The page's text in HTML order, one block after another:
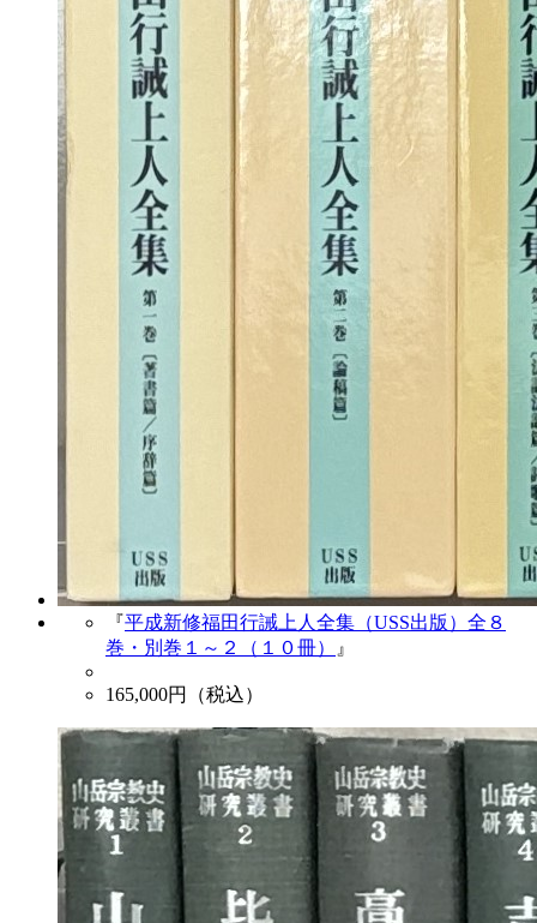
『平成新修福田行誡上人全集（USS出版）全８
巻・別巻１～２（１０冊）
』
165,000円（税込）